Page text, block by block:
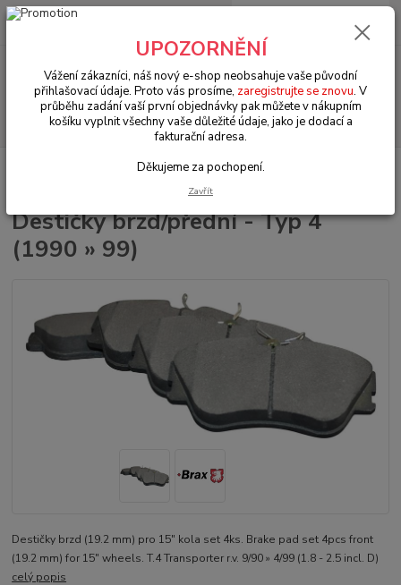
Menu
Hledat
+420 602 330 329
0 Kč
VW Transporter T.4 (1990 » 03) Brzdy (Brakes)
Destičky brzd/přední - Typ 4
(1990 » 99)
Destičky brzd (19.2 mm) pro 15" kola set 4ks. Brake pad set 4pcs front
(19.2 mm) for 15" wheels. T.4 Transporter r.v. 9/90 » 4/99 (1.8 - 2.5 incl. D)
celý popis
UPOZORNĚNÍ
Vážení zákazníci, náš nový e-shop neobsahuje vaše původní
přihlašovací údaje. Proto vás prosíme, zaregistrujte se znovu. V
průběhu zadání vaší první objednávky pak můžete v nákupním
košíku vyplnit všechny vaše důležité údaje, jako je dodací a
fakturační adresa.
Děkujeme za pochopení.
Zavřít